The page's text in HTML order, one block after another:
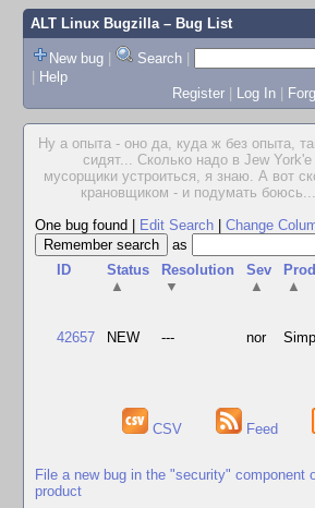
ALT Linux Bugzilla– Bug List
New bug | Search |
| Help
Register | Log In |
Ну а опыта - оно да, куда ж без опыта,
сидят... Сколько надо в Jew
мусорщики устроиться, я знаю. А вот
крановщиком - и подумать
One bug found
Edit Search Change
as
ID
Status
▲
Resolution
▼
Sev
▲
▲
42657 NEW --- nor
CSV Feed
File a new bug in the "security" component
product